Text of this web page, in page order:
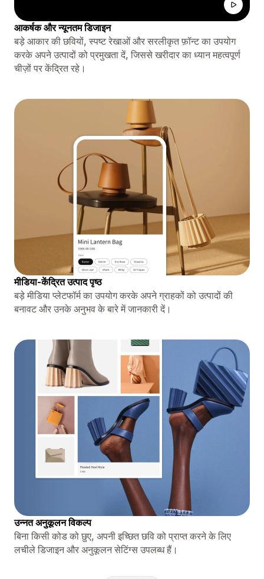
आकर्षक और न्यूनतम डिजाइन
बड़े आकार की छवियों, स्पष्ट रेखाओं और सरलीकृत फ़ॉन्ट का उपयोग
करके अपने उत्पादों को प्रमुखता दें, जिससे खरीदार का ध्यान महत्वपूर्ण
चीज़ों पर केंद्रित रहे।
मीडिया-केंद्रित उत्पाद पृष्ठ
बड़े मीडिया प्लेटफॉर्म का उपयोग करके अपने ग्राहकों को उत्पादों की
बनावट और उनके अनुभव के बारे में जानकारी दें।
उन्नत अनुकूलन विकल्प
बिना किसी कोड को छुए, अपनी इच्छित छवि को प्राप्त करने के लिए
लचीले डिजाइन और अनुकूलन सेटिंग्स उपलब्ध हैं।